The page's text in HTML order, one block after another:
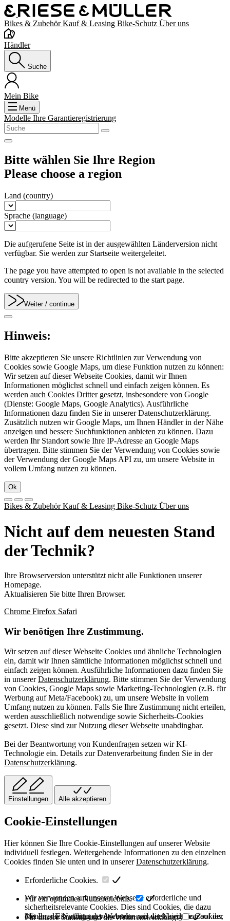
Bikes & ZubehörKauf & Leasing Bike-Schutz Über uns
Händler
Suche
Mein Bike
Menü
Modelle Ihre Garantieregistrierung
Bitte wählen Sie Ihre Region
Please choose a region
Land (country)
Sprache (language)
Die aufgerufene Seite ist in der ausgewählten Länderversion nicht
verfügbar. Sie werden zur Startseite weitergeleitet.
The page you have attempted to open is not available in the selected
country version. You will be redirected to the start page.
Weiter / continue
Hinweis:
Bitte akzeptieren Sie unsere Richtlinien zur Verwendung von
Cookies sowie Google Maps, um diese Funktion nutzen zu können:
Wir setzen auf dieser Webseite Cookies, damit wir Ihnen
Informationen möglichst schnell und einfach zeigen können. Es
werden auch Cookies Dritter gesetzt, insbesondere von Google
(Dienste: Google Maps, Google Analytics). Ausführliche
Informationen dazu finden Sie in unserer Datenschutzerklärung.
Zusätzlich nutzen wir Google Maps, um Ihnen Händler in der Nähe
anzeigen und bessere Suchfunktionen anbieten zu können. Dazu
werden Ihr Standort sowie Ihre IP-Adresse an Google Maps
übertragen. Bitte stimmen Sie der Verwendung von Cookies sowie
der Verwendung der Google Maps API zu, um unsere Website in
vollem Umfang nutzen zu können.
Ok
Bikes & ZubehörKauf & Leasing Bike-Schutz Über uns
Nicht auf dem neuesten Stand
der Technik?
Ihre Browserversion unterstützt nicht alle Funktionen unserer
Homepage.
Aktualisieren Sie bitte Ihren Browser.
Chrome Firefox Safari
Wir benötigen Ihre Zustimmung.
Wir setzen auf dieser Webseite Cookies und ähnliche Technologien
ein, damit wir Ihnen sämtliche Informationen möglichst schnell und
einfach zeigen können. Ausführliche Informationen dazu finden Sie
in unsererDatenschutzerklärung. Bitte stimmen Sie der Verwendung
von Cookies, Google Maps sowie Marketing-Technologien (z.B. für
Werbung auf Meta/Facebook) zu, um unsere Website in vollem
Umfang nutzen zu können. Falls Sie Ihre Zustimmung nicht erteilen,
werden ausschließlich notwendige sowie Sicherheits-Cookies
gesetzt. Diese sind zur Nutzung dieser Webseite unabdingbar.
Bei der Beantwortung von Kundenfragen setzen wir KI-
Technologie ein. Details zur Datenverarbeitung finden Sie in der
Datenschutzerklärung.
Einstellungen Alle akzeptieren
Cookie-Einstellungen
Hier können Sie Ihre Cookie-Einstellungen auf unserer Website
individuell festlegen. Weitergehende Informationen zu den einzelnen
Cookies finden Sie unten und in unsererDatenschutzerklärung.
Erforderliche Cookies.
Wir verwenden auf unserer Webseite erforderliche und
sicherheitsrelevante Cookies. Dies sind Cookies, die dazu
dienen, die Nutzung der Webseite und die Navigation auf der
Für ein optimales Nutzererlebnis.
Mit Ihrer Einwilligung verwenden wir verschiedene Cookies,
Für unsere Statistik und die Weiterentwicklung.